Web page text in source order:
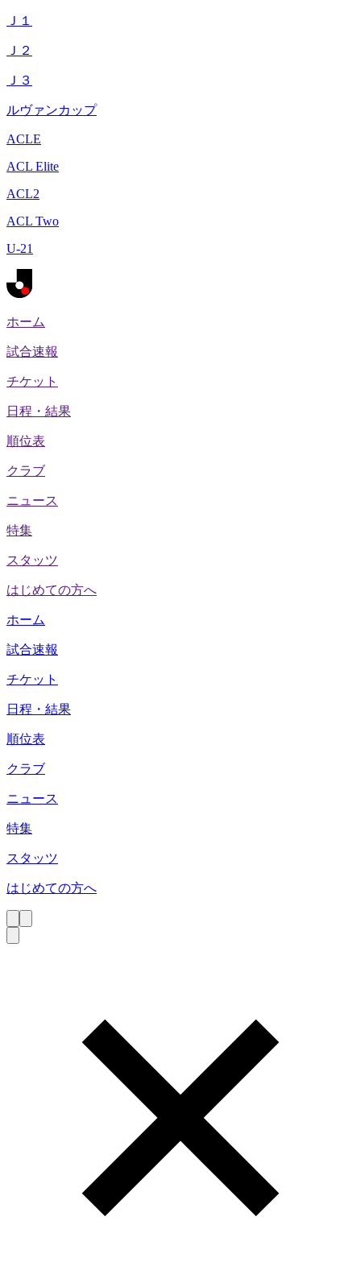
Ｊ１
Ｊ２
Ｊ３
ルヴァンカップ
ACLE
ACL Elite
ACL2
ACL Two
U-21
ホーム
試合速報
チケット
日程・結果
順位表
クラブ
ニュース
特集
スタッツ
はじめての方へ
ホーム
試合速報
チケット
日程・結果
順位表
クラブ
ニュース
特集
スタッツ
はじめての方へ